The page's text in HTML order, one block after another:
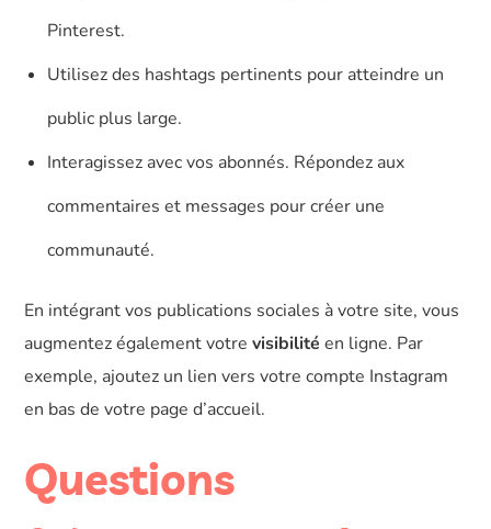
Pinterest.
Utilisez des hashtags pertinents pour atteindre un
public plus large.
Interagissez avec vos abonnés. Répondez aux
commentaires et messages pour créer une
communauté.
En intégrant vos publications sociales à votre site, vous
augmentez également votrevisibilité en ligne. Par
exemple, ajoutez un lien vers votre compte Instagram
en bas de votre page d’accueil.
Questions